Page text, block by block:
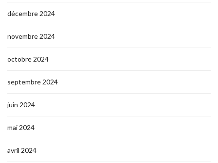
décembre 2024
novembre 2024
octobre 2024
septembre 2024
juin 2024
mai 2024
avril 2024